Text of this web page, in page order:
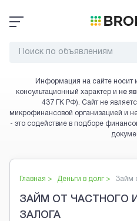
Информация на сайте носит
консультационный характер и не
437 ГК РФ). Сайт не
микрофинансовой организацией и
- это содействие в подборе
Главная > Деньги в долг> Займ
ЗАЙМ ОТ ЧАСТНОГО
ЗАЛОГА